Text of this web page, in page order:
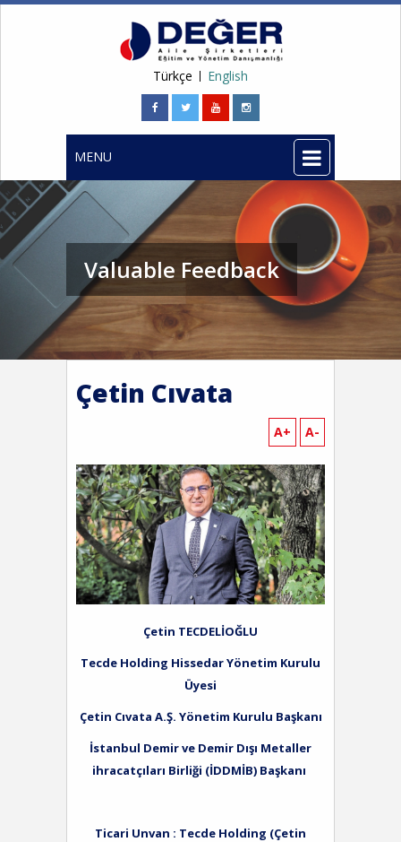
Türkçe English
MENU
Valuable Feedback
Çetin Cıvata
A+ A-
Çetin TECDELİOĞLU
Tecde Holding Hissedar Yönetim Kurulu
Üyesi
Çetin Cıvata A.Ş. Yönetim Kurulu Başkanı
İstanbul Demir ve Demir Dışı Metaller
ihracatçıları Birliği (İDDMİB) Başkanı
Ticari Unvan : Tecde Holding (Çetin